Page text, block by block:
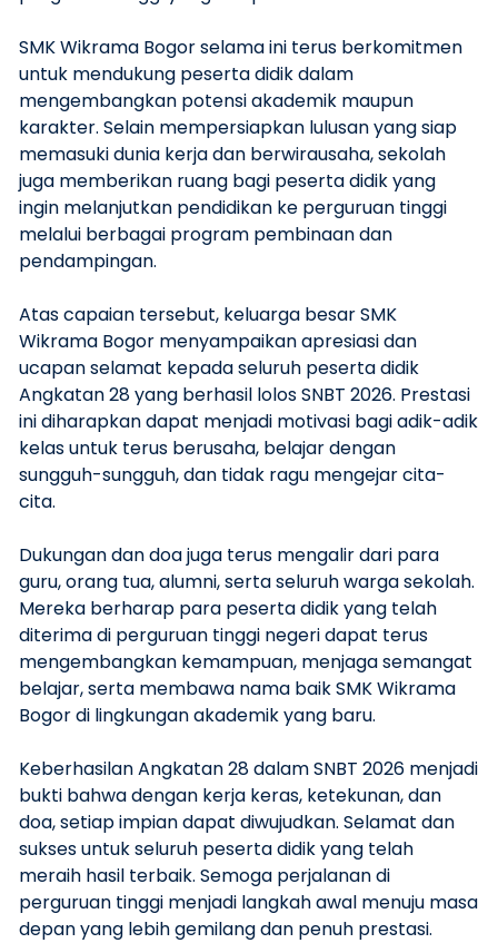
SMK Wikrama Bogor selama ini terus berkomitmen
untuk mendukung peserta didik dalam
mengembangkan potensi akademik maupun
karakter. Selain mempersiapkan lulusan yang siap
memasuki dunia kerja dan berwirausaha, sekolah
juga memberikan ruang bagi peserta didik yang
ingin melanjutkan pendidikan ke perguruan tinggi
melalui berbagai program pembinaan dan
pendampingan.
Atas capaian tersebut, keluarga besar SMK
Wikrama Bogor menyampaikan apresiasi dan
ucapan selamat kepada seluruh peserta didik
Angkatan 28 yang berhasil lolos SNBT 2026. Prestasi
ini diharapkan dapat menjadi motivasi bagi adik-adik
kelas untuk terus berusaha, belajar dengan
sungguh-sungguh, dan tidak ragu mengejar cita-
cita.
Dukungan dan doa juga terus mengalir dari para
guru, orang tua, alumni, serta seluruh warga sekolah.
Mereka berharap para peserta didik yang telah
diterima di perguruan tinggi negeri dapat terus
mengembangkan kemampuan, menjaga semangat
belajar, serta membawa nama baik SMK Wikrama
Bogor di lingkungan akademik yang baru.
Keberhasilan Angkatan 28 dalam SNBT 2026 menjadi
bukti bahwa dengan kerja keras, ketekunan, dan
doa, setiap impian dapat diwujudkan. Selamat dan
sukses untuk seluruh peserta didik yang telah
meraih hasil terbaik. Semoga perjalanan di
perguruan tinggi menjadi langkah awal menuju masa
depan yang lebih gemilang dan penuh prestasi.